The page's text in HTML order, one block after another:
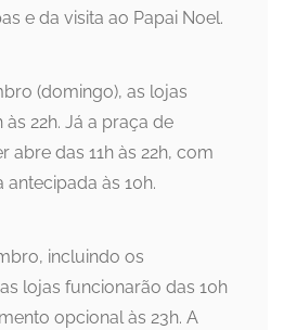
e da visita ao Papai Noel.
(domingo), as lojas
22h. Já a praça de
abre das 11h às 22h, com
às 10h.
incluindo os
lojas funcionarão das 10h
opcional às 23h. A